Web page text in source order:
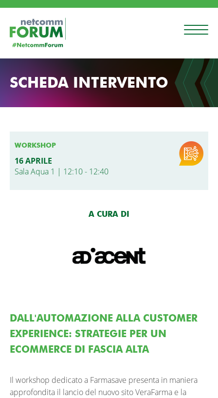
SCHEDA INTERVENTO
WORKSHOP
16 APRILE
Sala Aqua 1 | 12:10 - 12:40
A CURA DI
DALL'AUTOMAZIONE ALLA CUSTOMER
EXPERIENCE: STRATEGIE PER UN
ECOMMERCE DI FASCIA ALTA
Il workshop dedicato a Farmasave presenta in maniera
approfondita il lancio del nuovo sito VeraFarma e la